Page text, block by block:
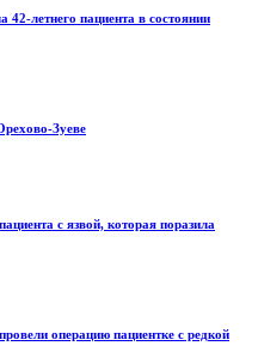
летнего пациента в состоянии
Зуеве
с язвой, которая поразила
операцию пациентке с редкой